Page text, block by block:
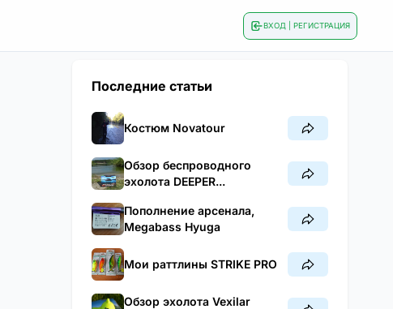
ВХОД | РЕГИСТРАЦИЯ
Последние статьи
Костюм Novatour
Обзор беспроводного
эхолота DEEPER...
Пополнение арсенала,
Megabass Hyuga
Мои раттлины STRIKE PRO
Обзор эхолота Vexilar